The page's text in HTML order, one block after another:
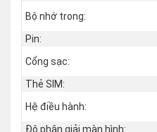
Bộ nhớ trong:
Pin:
Cổng sạc:
Thẻ SIM:
Hệ điều hành:
Độ phân giải màn hình: